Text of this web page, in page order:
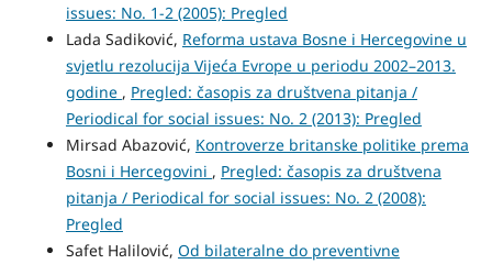
issues: No. 1-2 (2005): Pregled
Lada Sadiković, Reforma ustava Bosne i Hercegovine u
svjetlu rezolucija Vijeća Evrope u periodu 2002–2013.
godine , Pregled: časopis za društvena pitanja /
Periodical for social issues: No. 2 (2013): Pregled
Mirsad Abazović, Kontroverze britanske politike prema
Bosni i Hercegovini , Pregled: časopis za društvena
pitanja / Periodical for social issues: No. 2 (2008):
Pregled
Safet Halilović, Od bilateralne do preventivne